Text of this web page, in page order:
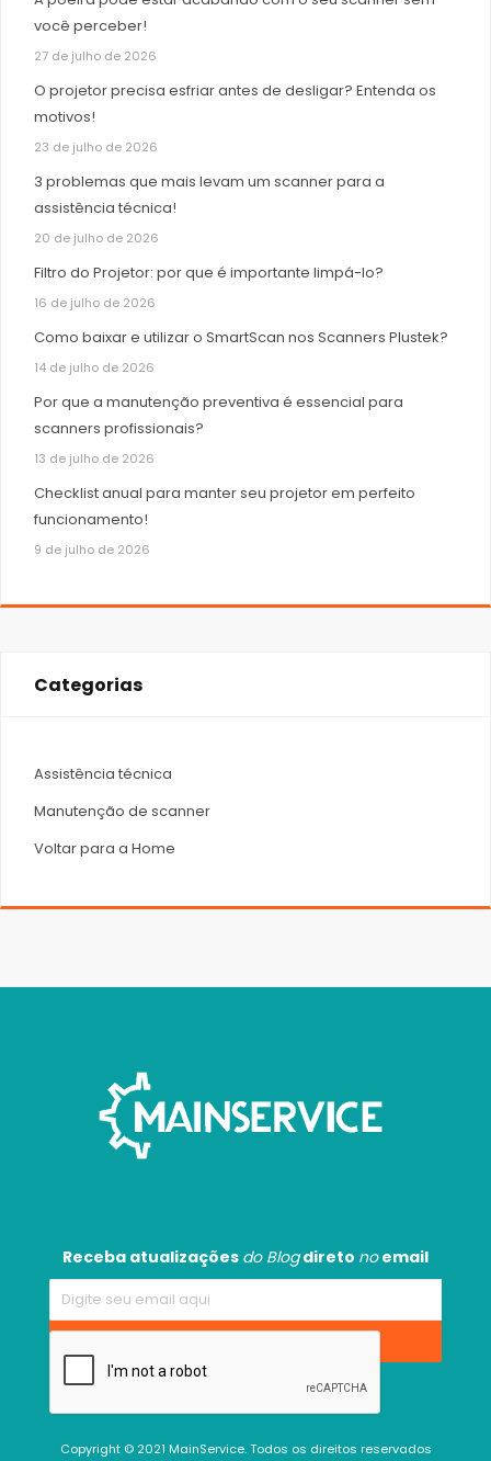
você perceber!
27 de julho de 2026
O projetor precisa esfriar antes de desligar? Entenda os
motivos!
23 de julho de 2026
3 problemas que mais levam um scanner para a
assistência técnica!
20 de julho de 2026
Filtro do Projetor: por que é importante limpá-lo?
16 de julho de 2026
Como baixar e utilizar o SmartScan nos Scanners Plustek?
14 de julho de 2026
Por que a manutenção preventiva é essencial para
scanners profissionais?
13 de julho de 2026
Checklist anual para manter seu projetor em perfeito
funcionamento!
9 de julho de 2026
Categorias
Assistência técnica
Manutenção de scanner
Voltar para a Home
Receba atualizações do Blogdireto noemail
Copyright © 2021 MainService. Todos os direitos reservados